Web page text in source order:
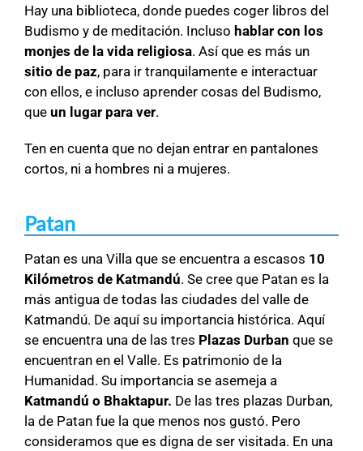
Hay una biblioteca, donde puedes coger libros del
Budismo y de meditación. Incluso hablar con los
monjes de la vida religiosa. Así que es más un
sitio de paz, para ir tranquilamente e interactuar
con ellos, e incluso aprender cosas del Budismo,
que un lugar para ver.
Ten en cuenta que no dejan entrar en pantalones
cortos, ni a hombres ni a mujeres.
Patan
Patan es una Villa que se encuentra a escasos 10
Kilómetros de Katmandú. Se cree que Patan es la
más antigua de todas las ciudades del valle de
Katmandú. De aquí su importancia histórica. Aquí
se encuentra una de las tres Plazas Durban que se
encuentran en el Valle. Es patrimonio de la
Humanidad. Su importancia se asemeja a
Katmandú o Bhaktapur. De las tres plazas Durban,
la de Patan fue la que menos nos gustó. Pero
consideramos que es digna de ser visitada. En una